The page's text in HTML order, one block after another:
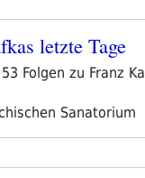
letzte Tage
Folgen zu Franz
Sanatorium